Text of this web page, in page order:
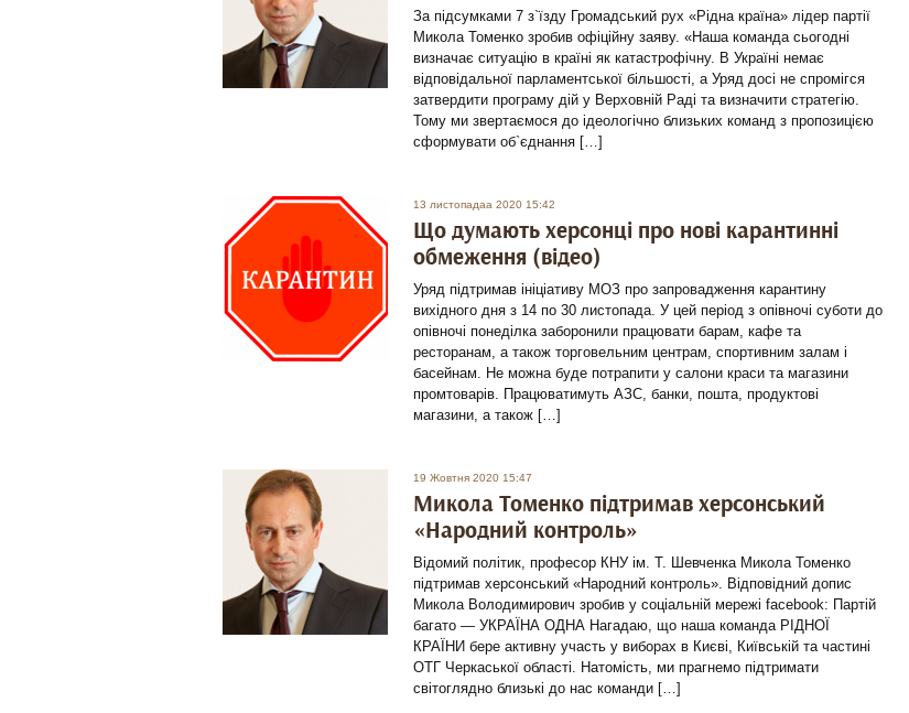
За підсумками 7 з`їзду Громадський рух «Рідна країна» лідер партії
Микола Томенко зробив офіційну заяву. «Наша команда сьогодні
визначає ситуацію в країні як катастрофічну. В Україні немає
відповідальної парламентської більшості, а Уряд досі не спромігся
затвердити програму дій у Верховній Раді та визначити стратегію.
Тому ми звертаємося до ідеологічно близьких команд з пропозицією
сформувати об`єднання […]
13 листопадаа 2020 15:42
Що думають херсонці про нові карантинні
обмеження (відео)
Уряд підтримав ініціативу МОЗ про запровадження карантину
вихідного дня з 14 по 30 листопада. У цей період з опівночі суботи до
опівночі понеділка заборонили працювати барам, кафе та
ресторанам, а також торговельним центрам, спортивним залам і
басейнам. Не можна буде потрапити у салони краси та магазини
промтоварів. Працюватимуть АЗС, банки, пошта, продуктові
магазини, а також […]
19 Жовтня 2020 15:47
Микола Томенко підтримав херсонський
«Народний контроль»
Відомий політик, професор КНУ ім. Т. Шевченка Микола Томенко
підтримав херсонський «Народний контроль». Відповідний допис
Микола Володимирович зробив у соціальній мережі facebook: Партій
багато — УКРАЇНА ОДНА Нагадаю, що наша команда РІДНОЇ
КРАЇНИ бере активну участь у виборах в Києві, Київській та частині
ОТГ Черкаської області. Натомість, ми прагнемо підтримати
світоглядно близькі до нас команди […]